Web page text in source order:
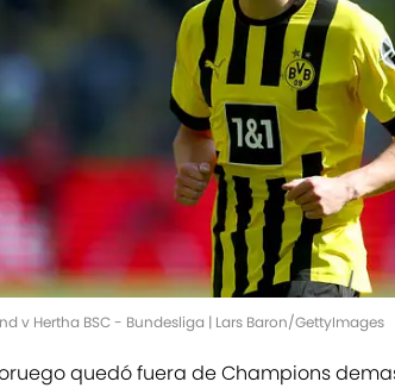
v Hertha BSC - Bundesliga | Lars Baron/GettyImages
quedó fuera de Champions